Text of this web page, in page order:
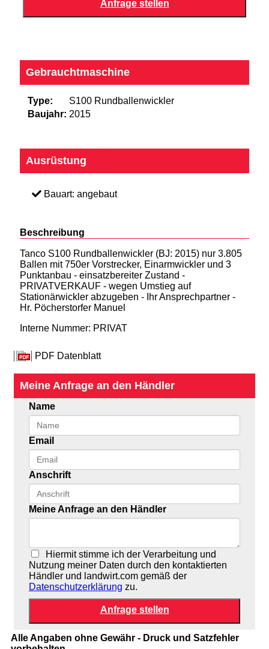
Gebrauchtmaschine
Type:
S100 Rundballenwickler
Baujahr: 2015
Ausrüstung
Bauart: angebaut
Beschreibung
Tanco S100 Rundballenwickler (BJ: 2015) nur 3.805
Ballen mit 750er Vorstrecker, Einarmwickler und 3
Punktanbau - einsatzbereiter Zustand -
PRIVATVERKAUF - wegen Umstieg auf
Stationärwickler abzugeben - Ihr Ansprechpartner -
Hr. Pöcherstorfer Manuel
Interne Nummer: PRIVAT
PDF Datenblatt
Meine Anfrage an den Händler
Name
Email
Anschrift
Meine Anfrage an den Händler
Hiermit stimme ich der Verarbeitung und
Nutzung meiner Daten durch den kontaktierten
Händler und landwirt.com gemäß der
Datenschutzerklärung zu.
Alle Angaben ohne Gewähr - Druck und Satzfehler